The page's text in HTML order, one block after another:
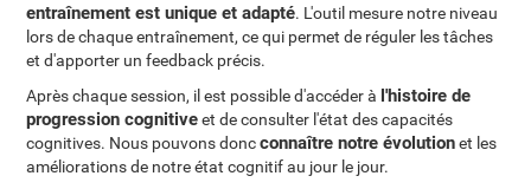
entraînement est unique et adapté. L'outil mesure notre niveau
lors de chaque entraînement, ce qui permet de réguler les tâches
et d'apporter un feedback précis.
Après chaque session, il est possible d'accéder à l'histoire de
progression cognitiveet de consulter l'état des capacités
cognitives. Nous pouvons doncconnaître notre évolutionet les
améliorations de notre état cognitif au jour le jour.